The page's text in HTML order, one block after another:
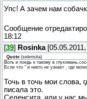
Упс! А зачем нам
Сообщение
18:12
[39] Rosinka[05.05.2011,
Quote (selensita)
Воть и поедь к такому в
Если что " и никто не узнает , где
Точь в точь мои слова,
писала это.